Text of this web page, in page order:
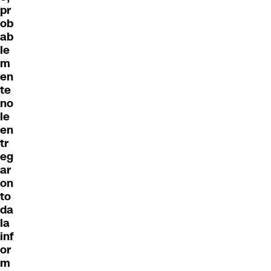
pr
ob
ab
le
m
en
te
no
le
en
tr
eg
ar
on
to
da
la
inf
or
m